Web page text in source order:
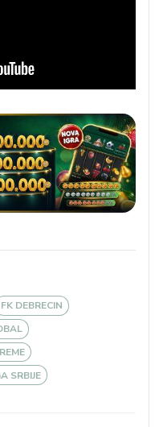
FK DEBRECIN
SRBIJE